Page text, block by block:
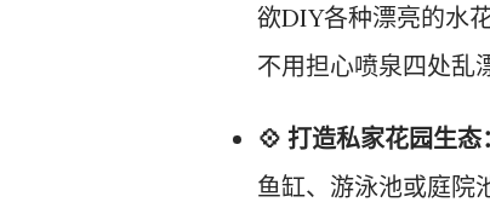
欲DIY各种漂亮的水
不用担心喷泉四处乱
💠 打造私家花园生态：
鱼缸、游泳池或庭院